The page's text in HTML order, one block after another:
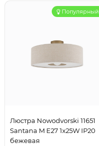
Популярный
Люстра Nowodvorski 11651
Santana M E27 1x25W IP20
бежевая